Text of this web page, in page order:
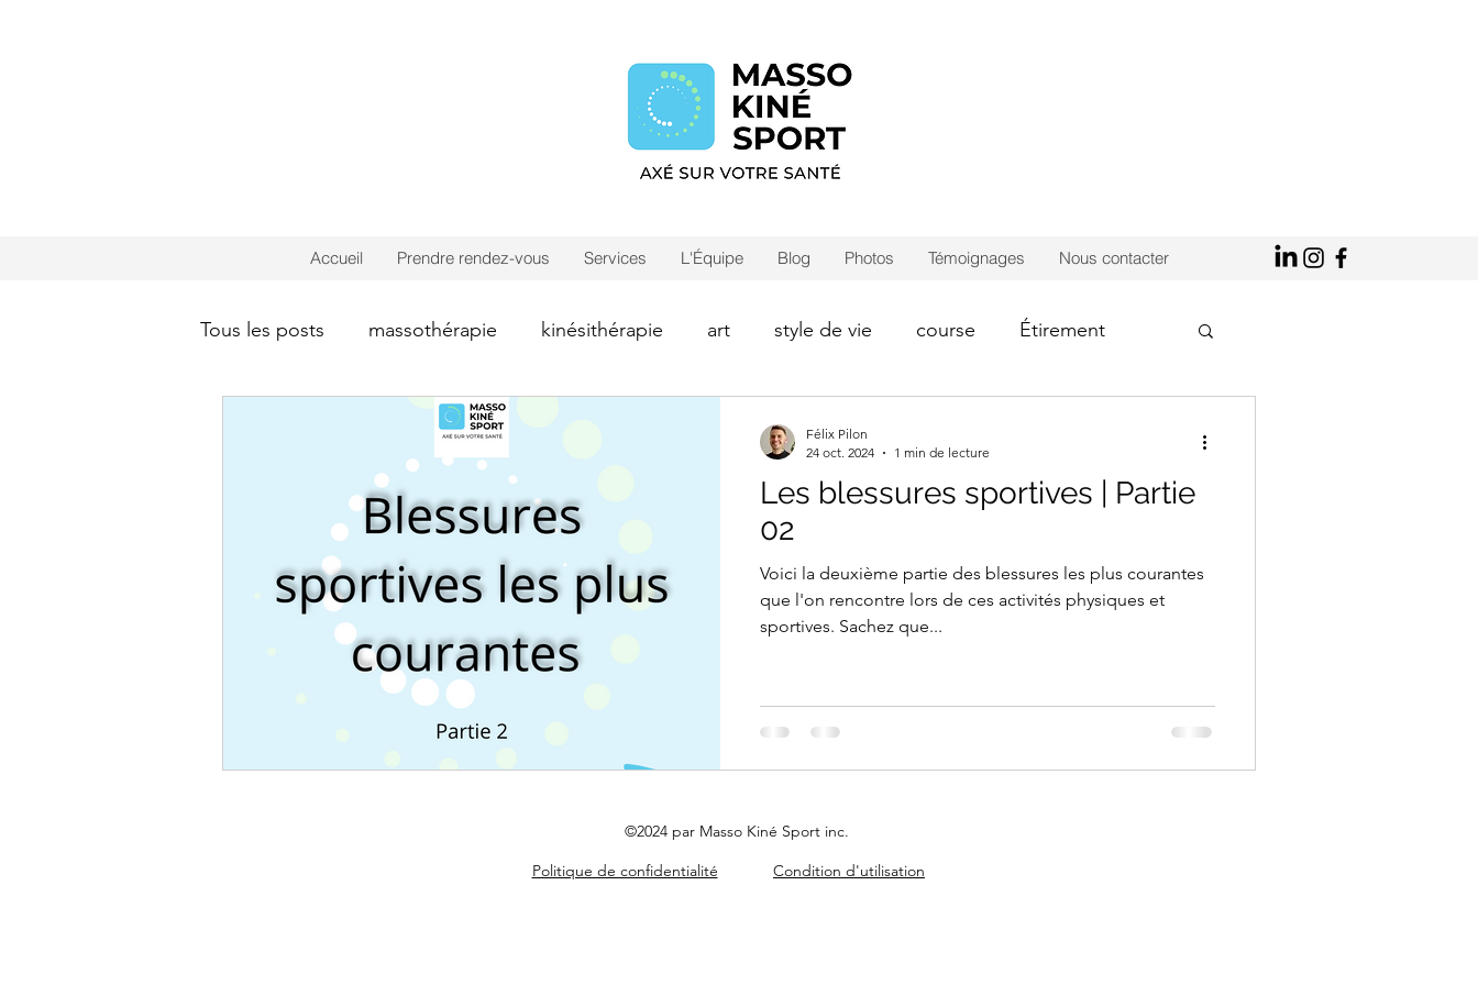
Accueil Prendre rendez-vous Services L'Équipe Blog Photos Témoignages Nous contacter
Tous les posts massothérapie kinésithérapie art style de vie course Étirement
Drainage lymphatique
Tension musculaire fasciathérapie
Les blessures sportives | Partie
02
Voici la deuxième partie des blessures les plus courantes
que l'on rencontre lors de ces activités physiques et
sportives. Sachez que...
Félix Pilon
24 oct. 2024
1 min de lecture
©2024 par Masso Kiné Sport inc.
Politique de confidentialité
Condition d'utilisation